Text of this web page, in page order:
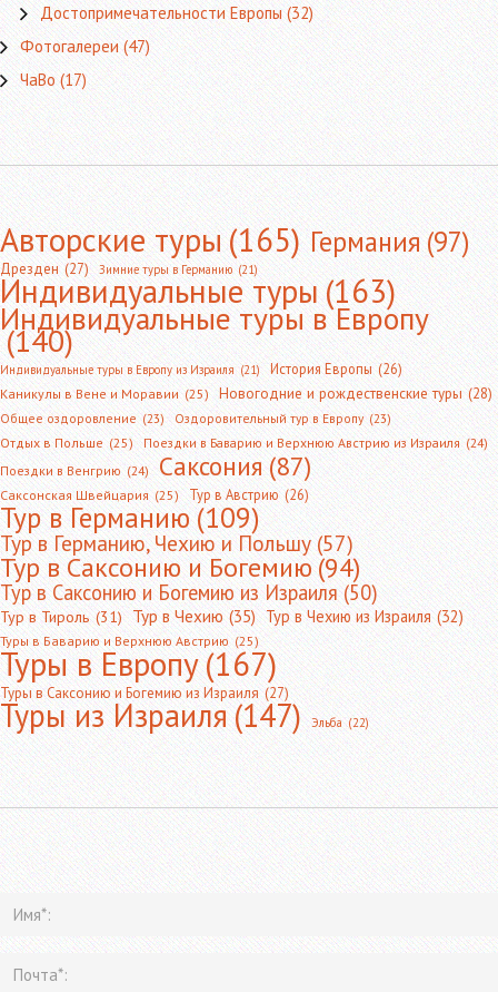
Достопримечательности Европы(32)
Фотогалереи(47)
ЧаВо(17)
Авторские туры(165) Германия(97)
Дрезден (27) Зимние туры в Германию (21)
Индивидуальные туры(163)
Индивидуальные туры в Европу
(140)
Индивидуальные туры в Европу из Израиля (21) История Европы (26)
Каникулы в Вене и Моравии (25) Новогодние и рождественские туры (28)
Общее оздоровление (23) Оздоровительный тур в Европу (23)
Отдых в Польше (25) Поездки в Баварию и Верхнюю Австрию из Израиля (24)
Поездки в Венгрию (24) Саксония (87)
Саксонская Швейцария (25) Тур в Австрию (26)
Тур в Германию(109)
Тур в Германию, Чехию и Польшу (57)
Тур в Саксонию и Богемию(94)
Тур в Саксонию и Богемию из Израиля (50)
Тур в Тироль (31) Тур в Чехию (35) Тур в Чехию из Израиля (32)
Туры в Баварию и Верхнюю Австрию (25)
Туры в Европу(167)
Туры в Саксонию и Богемию из Израиля (27)
Туры из Израиля(147) Эльба (22)